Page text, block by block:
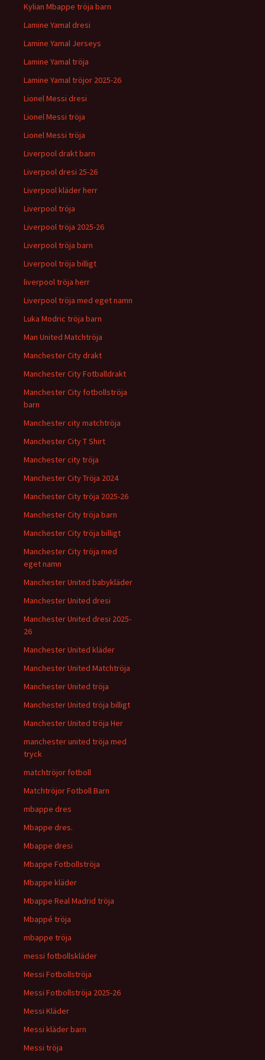
Kylian Mbappe tröja barn
Lamine Yamal dresi
Lamine Yamal Jerseys
Lamine Yamal tröja
Lamine Yamal tröjor 2025-26
Lionel Messi dresi
Lionel Messi tröja
Lionel Messi tröja
Liverpool drakt barn
Liverpool dresi 25-26
Liverpool kläder herr
Liverpool tröja
Liverpool tröja 2025-26
Liverpool tröja barn
Liverpool tröja billigt
liverpool tröja herr
Liverpool tröja med eget namn
Luka Modric tröja barn
Man United Matchtröja
Manchester City drakt
Manchester City Fotballdrakt
Manchester City fotbollströja
barn
Manchester city matchtröja
Manchester City T Shirt
Manchester city tröja
Manchester City Tröja 2024
Manchester City tröja 2025-26
Manchester City tröja barn
Manchester City tröja billigt
Manchester City tröja med
eget namn
Manchester United babykläder
Manchester United dresi
Manchester United dresi 2025-
26
Manchester United kläder
Manchester United Matchtröja
Manchester United tröja
Manchester United tröja billigt
Manchester United tröja Her
manchester united tröja med
tryck
matchtröjor fotboll
Matchtröjor Fotboll Barn
mbappe dres
Mbappe dres.
Mbappe dresi
Mbappe Fotbollströja
Mbappe kläder
Mbappe Real Madrid tröja
Mbappé tröja
mbappe tröja
messi fotbollskläder
Messi Fotbollströja
Messi Fotbollströja 2025-26
Messi Kläder
Messi kläder barn
Messi tröja